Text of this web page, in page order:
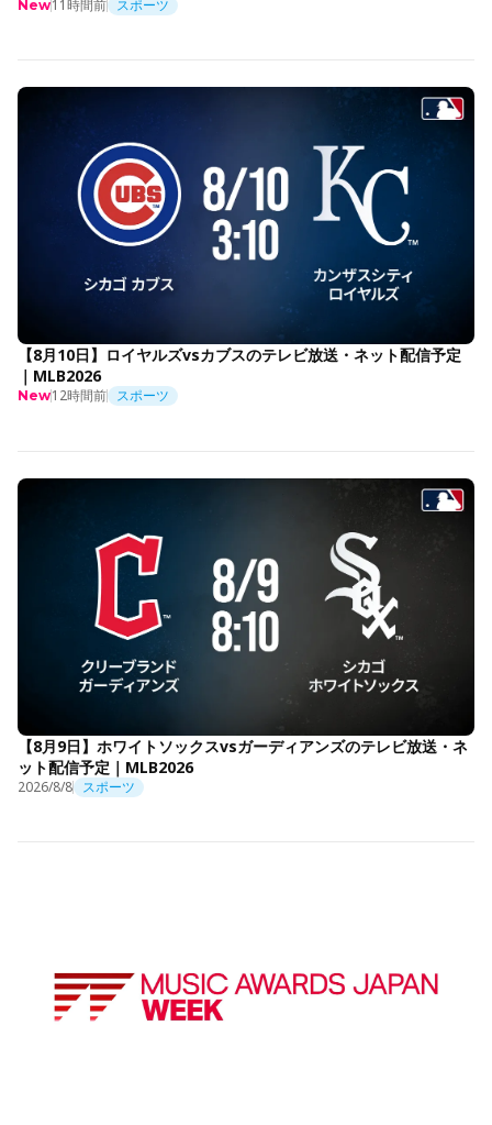
New11時間前 スポーツ
【8月10日】ロイヤルズvsカブスのテレビ放送・ネット配信予定
｜MLB2026
New12時間前 スポーツ
【8月9日】ホワイトソックスvsガーディアンズのテレビ放送・ネ
ット配信予定｜MLB2026
2026/8/8 スポーツ